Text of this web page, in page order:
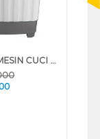
HITACHI MESIN CUCI 2 TABUNG SEMI AUTO WASHER 8 KG LTT08JWTCOR